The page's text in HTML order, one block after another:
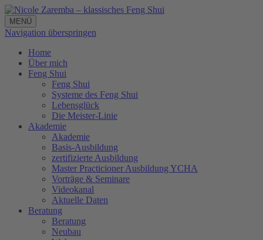
MENÜ
Navigation überspringen
Home
Über mich
Feng Shui
Feng Shui
Systeme des Feng Shui
Lebensglück
Die Meister-Linie
Akademie
Akademie
Basis-Ausbildung
zertifizierte Ausbildung
Master Practicioner Ausbildung YCHA
Vorträge & Seminare
Videokanal
Aktuelle Daten
Beratung
Beratung
Neubau